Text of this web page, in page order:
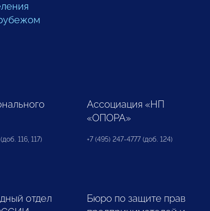
116, 117)
Ассоциация «НП
«ОПОРА»
+7 (495) 247-4777 (доб. 124)
отдел
Бюро по защите прав